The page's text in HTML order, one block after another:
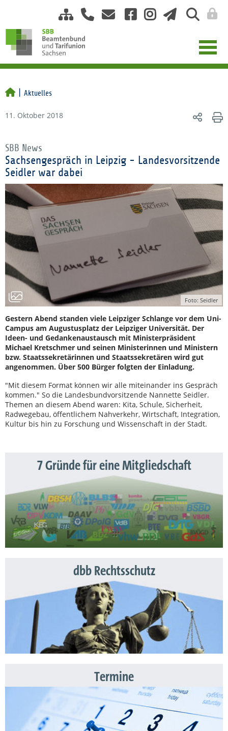
Aktuelles
11. Oktober 2018
SBB News
Sachsengespräch in Leipzig - Landesvorsitzende
Seidler war dabei
Foto: Seidler
Gestern Abend standen viele Leipziger Schlange vor dem Uni-
Campus am Augustusplatz der Leipziger Universität. Der
Ideen- und Gedankenaustausch mit Ministerpräsident
Michael Kretschmer und seinen Ministerinnen und Ministern
bzw. Staatssekretärinnen und Staatssekretären wird gut
angenommen. Über 500 Bürger folgten der Einladung.
"Mit diesem Format können wir alle miteinander ins Gespräch
kommen." So die Landesbundvorsitzende Nannette Seidler.
Themen an diesem Abend waren: Kita, Schule, Sicherheit,
Radwegebau, öffentlichem Nahverkehr, Wirtschaft, Integration,
Kultur bis hin zu Forschung und Wissenschaft in der Stadt.
7 Gründe für eine Mitgliedschaft
dbb Rechtsschutz
Termine